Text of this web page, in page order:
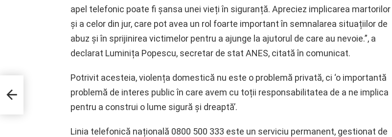
apel telefonic poate fi șansa unei vieți în siguranță. Apreciez implicarea martorilor
și a celor din jur, care pot avea un rol foarte important în semnalarea situațiilor de
abuz și în sprijinirea victimelor pentru a ajunge la ajutorul de care au nevoie.”, a
declarat Luminița Popescu, secretar de stat ANES, citată în comunicat.
Potrivit acesteia, violența domestică nu este o problemă privată, ci ‘o importantă
problemă de interes public în care avem cu toții responsabilitatea de a ne implica
pentru a construi o lume sigură și dreaptă’.
Linia telefonică națională 0800 500 333 este un serviciu permanent, gestionat de